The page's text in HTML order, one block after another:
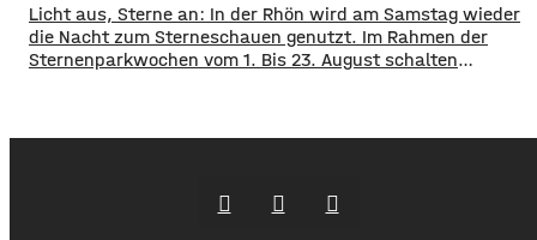
Licht aus, Sterne an: In der Rhön wird am Samstag wieder
die Nacht zum Sterneschauen genutzt. Im Rahmen der
Sternenparkwochen vom 1. Bis 23. August schalten